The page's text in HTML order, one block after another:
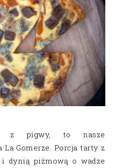
z pigwy, to nasze
Gomerze. Porcja tarty z
dynią piżmową o wadze